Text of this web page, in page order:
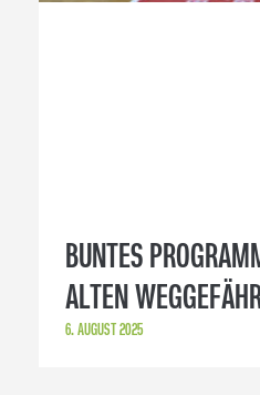
BUNTES
ALTEN
6. AUGUST 2025